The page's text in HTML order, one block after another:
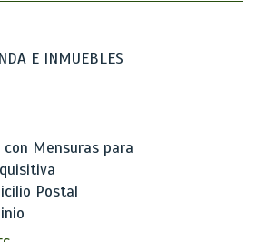
E INMUEBLES
Mensuras para
Postal